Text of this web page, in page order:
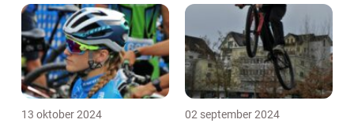
13 oktober 2024 02 september 2024